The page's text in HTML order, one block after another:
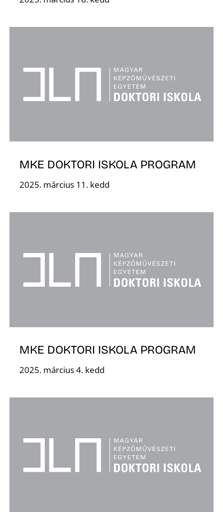
MKE DOKTORI ISKOLA PROGRAM
2025. március 11. kedd
MKE DOKTORI ISKOLA PROGRAM
2025. március 4. kedd